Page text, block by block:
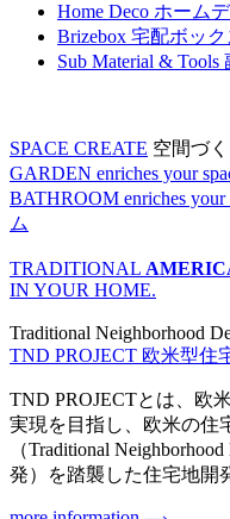
Home Deco ホーム
Brizebox 宅配ボッ
Sub Material & Tools
SPACE CREATE 空間づく
GARDEN enriches your
BATHROOM enriches your
ム
TRADITIONAL
IN YOUR HOME.
Traditional Neighborhood
TND PROJECT 欧米型住
TND PROJECTとは、欧
実現を目指し、欧米の住
（Traditional
発）を踏襲した住宅地開